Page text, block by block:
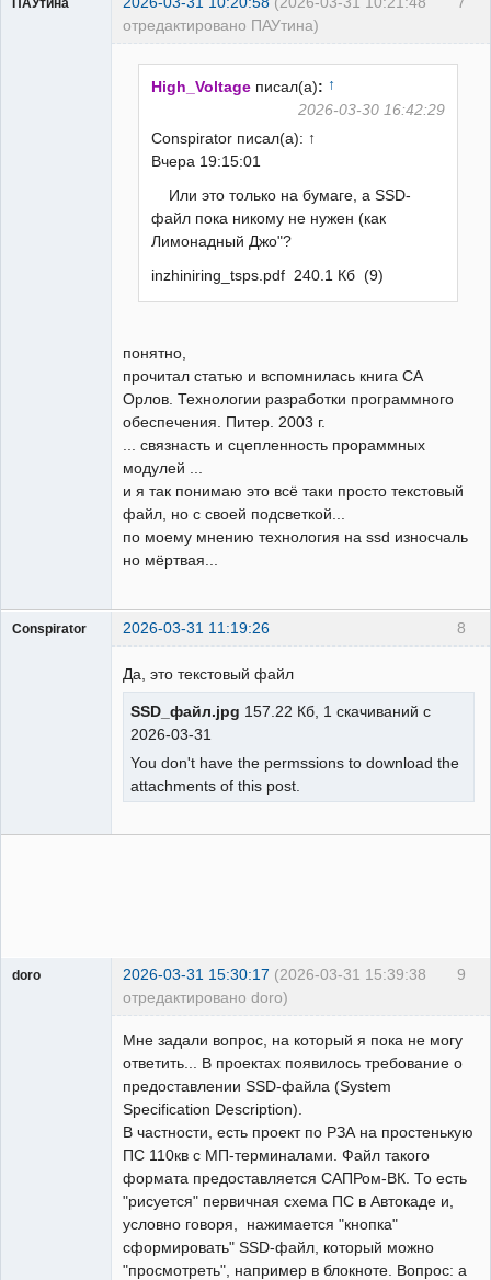
ПАУтина
отредактировано ПАУтина)
High_Voltage писал(а): ↑
2026-03-30 16:42:29
Conspirator писал(а): ↑
Вчера 19:15:01
Или это только на бумаге, а SSD-
файл пока никому не нужен (как
Лимонадный Джо"?
inzhiniring_tsps.pdf 240.1 Кб (9)
понятно,
прочитал статью и вспомнилась книга СА
Орлов. Технологии разработки программного
обеспечения. Питер. 2003 г.
... связнасть и сцепленность прораммных
модулей ...
и я так понимаю это всё таки просто текстовый
файл, но с своей подсветкой...
по моему мнению технология на ssd износчаль
но мёртвая...
8
Conspirator 2026-03-31 11:19:26
Да, это текстовый файл
SSD_файл.jpg 157.22 Кб, 1 скачиваний с
2026-03-31
You don't have the permssions to download the
attachments of this post.
9
doro 2026-03-31 15:30:17 (2026-03-31 15:39:38
отредактировано doro)
Мне задали вопрос, на который я пока не могу
ответить... В проектах появилось требование о
предоставлении SSD-файла (System
Specification Description).
В частности, есть проект по РЗА на простенькую
ПС 110кв с МП-терминалами. Файл такого
формата предоставляется САПРом-ВК. То есть
"рисуется" первичная схема ПС в Автокаде и,
условно говоря, нажимается "кнопка"
сформировать" SSD-файл, который можно
"просмотреть", например в блокноте. Вопрос: а